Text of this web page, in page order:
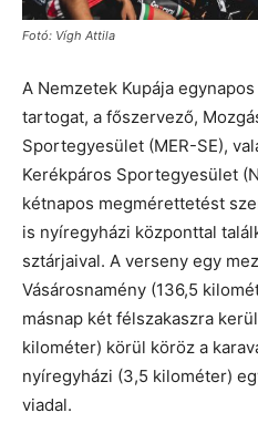
Fotó: Vígh Attila
A Nemzetek Kupája
tartogat, a főszervező,
Sportegyesület (MER-SE),
Kerékpáros Sportegyesület
kétnapos megmérettetést
is nyíregyházi központtal
sztárjaival. A verseny egy
Vásárosnamény (136,5
másnap két félszakaszra
kilométer) körül köröz a
nyíregyházi (3,5 kilométer)
viadal.